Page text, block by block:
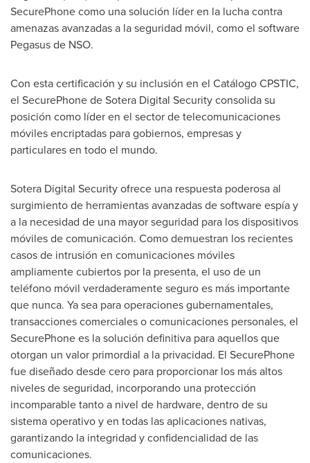
SecurePhone como una solución líder en la lucha contra
amenazas avanzadas a la seguridad móvil, como el software
Pegasus de NSO.
Con esta certificación y su inclusión en el Catálogo CPSTIC,
el SecurePhone de Sotera Digital Security consolida su
posición como líder en el sector de telecomunicaciones
móviles encriptadas para gobiernos, empresas y
particulares en todo el mundo.
Sotera Digital Security ofrece una respuesta poderosa al
surgimiento de herramientas avanzadas de software espía y
a la necesidad de una mayor seguridad para los dispositivos
móviles de comunicación. Como demuestran los recientes
casos de intrusión en comunicaciones móviles
ampliamente cubiertos por la presenta, el uso de un
teléfono móvil verdaderamente seguro es más importante
que nunca. Ya sea para operaciones gubernamentales,
transacciones comerciales o comunicaciones personales, el
SecurePhone es la solución definitiva para aquellos que
otorgan un valor primordial a la privacidad. El SecurePhone
fue diseñado desde cero para proporcionar los más altos
niveles de seguridad, incorporando una protección
incomparable tanto a nivel de hardware, dentro de su
sistema operativo y en todas las aplicaciones nativas,
garantizando la integridad y confidencialidad de las
comunicaciones.